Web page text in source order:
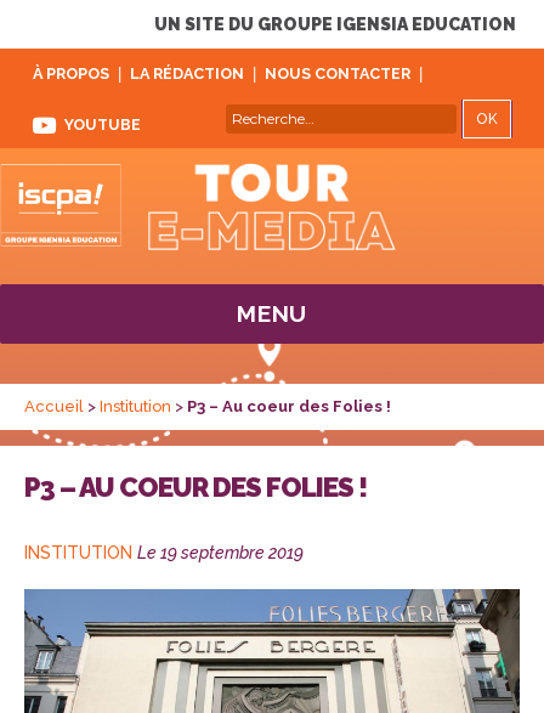
UN SITE DU GROUPE IGENSIA EDUCATION
À PROPOS LA RÉDACTION NOUS CONTACTER
YOUTUBE
Recherche
pour :
MENU
Accueil > Institution > P3 – Au coeur des Folies !
P3 – AU COEUR DES FOLIES !
CATÉGORIES
INSTITUTION Publié
Le19 septembre 2019